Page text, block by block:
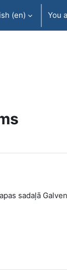
‎(en)‎ You
sadaļā